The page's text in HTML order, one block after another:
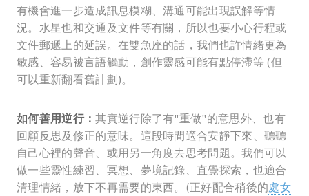
有機會進一步造成訊息模糊、溝通可能出現誤解等情
況。水星也和交通及文件等有關，所以也要小心行程或
文件郵遞上的延誤。在雙魚座的話，我們也許情緒更為
敏感、容易被言語觸動，創作靈感可能有點停滯等 (但
可以重新翻看舊計劃)。
如何善用逆行：其實逆行除了有"重做"的意思外、也有
回顧反思及修正的意味。這段時間適合安靜下來、聽聽
自己心裡的聲音、或用另一角度去思考問題。我們可以
做一些靈性練習、冥想、夢境記錄、直覺探索，也適合
清理情緒，放下不再需要的東西。(正好配合稍後的處女